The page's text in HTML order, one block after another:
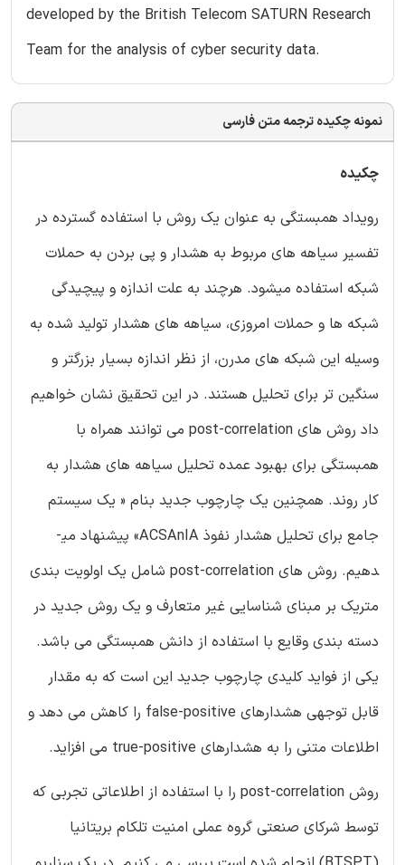
developed by the British Telecom SATURN Research
Team for the analysis of cyber security data.
نمونه چکیده ترجمه متن فارسی
چکیده
رویداد همبستگی به عنوان یک روش با استفاده گسترده در
تفسیر سیاهه های مربوط به هشدار و پی بردن به حملات
شبکه استفاده می­شود. هرچند به علت اندازه و پیچیدگی
شبکه ها و حملات امروزی، سیاهه های هشدار تولید شده به
وسیله این شبکه های مدرن، از نظر اندازه بسیار بزرگتر و
سنگین تر برای تحلیل هستند. در این تحقیق نشان خواهیم
داد روش های post-correlation می توانند همراه با
همبستگی برای بهبود عمده تحلیل سیاهه های هشدار به
کار روند. همچنین یک چارچوب جدید بنام « یک سیستم
جامع برای تحلیل هشدار نفوذ ACSAnIA» پیشنهاد می­
دهیم. روش های post-correlation شامل یک اولویت بندی
متریک بر مبنای شناسایی غیر متعارف و یک روش جدید در
دسته بندی وقایع با استفاده از دانش همبستگی می باشد.
یکی از فواید کلیدی چارچوب جدید این است که به مقدار
قابل توجهی هشدارهای false-positive را کاهش می دهد و
اطلاعات متنی را به هشدارهای true-positive می افزاید.
روش post-correlation را با استفاده از اطلاعاتی تجربی که
توسط شرکای صنعتی گروه عملی امنیت تلکام بریتانیا